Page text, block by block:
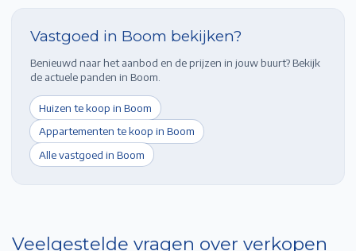
Vastgoed in Boom bekijken?
Benieuwd naar het aanbod en de prijzen in jouw buurt? Bekijk
de actuele panden in Boom
Huizen te koop in Boom
Appartementen te koop in Boom
Alle vastgoed in Boom
Veelgestelde vragen over verkopen